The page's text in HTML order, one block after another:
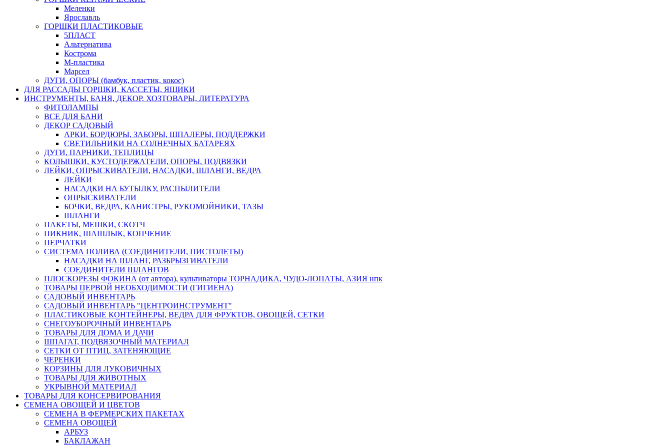
Меленки
Ярославль
ГОРШКИ ПЛАСТИКОВЫЕ
5ПЛАСТ
Альтернатива
Кострома
М-пластика
Марсел
ДУГИ, ОПОРЫ (бамбук, пластик, кокос)
ДЛЯ РАССАДЫ ГОРШКИ, КАССЕТЫ, ЯЩИКИ
ИНСТРУМЕНТЫ, БАНЯ, ДЕКОР, ХОЗТОВАРЫ, ЛИТЕРАТУРА
ФИТОЛАМПЫ
ВСЕ ДЛЯ БАНИ
ДЕКОР САДОВЫЙ
АРКИ, БОРДЮРЫ, ЗАБОРЫ, ШПАЛЕРЫ, ПОДДЕРЖКИ
СВЕТИЛЬНИКИ НА СОЛНЕЧНЫХ БАТАРЕЯХ
ДУГИ, ПАРНИКИ, ТЕПЛИЦЫ
КОЛЫШКИ, КУСТОДЕРЖАТЕЛИ, ОПОРЫ, ПОДВЯЗКИ
ЛЕЙКИ, ОПРЫСКИВАТЕЛИ, НАСАДКИ, ШЛАНГИ, ВЕДРА
ЛЕЙКИ
НАСАДКИ НА БУТЫЛКУ, РАСПЫЛИТЕЛИ
ОПРЫСКИВАТЕЛИ
БОЧКИ, ВЕДРА, КАНИСТРЫ, РУКОМОЙНИКИ, ТАЗЫ
ШЛАНГИ
ПАКЕТЫ, МЕШКИ, СКОТЧ
ПИКНИК, ШАШЛЫК, КОПЧЕНИЕ
ПЕРЧАТКИ
СИСТЕМА ПОЛИВА (СОЕДИНИТЕЛИ, ПИСТОЛЕТЫ)
НАСАДКИ НА ШЛАНГ, РАЗБРЫЗГИВАТЕЛИ
СОЕДИНИТЕЛИ ШЛАНГОВ
ПЛОСКОРЕЗЫ ФОКИНА (от автора), культиваторы ТОРНАДИКА, ЧУДО-ЛОПАТЫ, АЗИЯ нпк
ТОВАРЫ ПЕРВОЙ НЕОБХОДИМОСТИ (ГИГИЕНА)
САДОВЫЙ ИНВЕНТАРЬ
САДОВЫЙ ИНВЕНТАРЬ "ЦЕНТРОИНСТРУМЕНТ"
ПЛАСТИКОВЫЕ КОНТЕЙНЕРЫ, ВЕДРА ДЛЯ ФРУКТОВ, ОВОЩЕЙ, СЕТКИ
СНЕГОУБОРОЧНЫЙ ИНВЕНТАРЬ
ТОВАРЫ ДЛЯ ДОМА И ДАЧИ
ШПАГАТ, ПОДВЯЗОЧНЫЙ МАТЕРИАЛ
СЕТКИ ОТ ПТИЦ, ЗАТЕНЯЮЩИЕ
ЧЕРЕНКИ
КОРЗИНЫ ДЛЯ ЛУКОВИЧНЫХ
ТОВАРЫ ДЛЯ ЖИВОТНЫХ
УКРЫВНОЙ МАТЕРИАЛ
ТОВАРЫ ДЛЯ КОНСЕРВИРОВАНИЯ
СЕМЕНА ОВОЩЕЙ И ЦВЕТОВ
СЕМЕНА В ФЕРМЕРСКИХ ПАКЕТАХ
СЕМЕНА ОВОЩЕЙ
АРБУЗ
БАКЛАЖАН